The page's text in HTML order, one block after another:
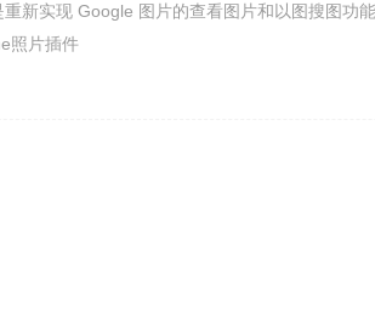
新实现 Google 图片的查看图片和以图搜图功能
照片插件